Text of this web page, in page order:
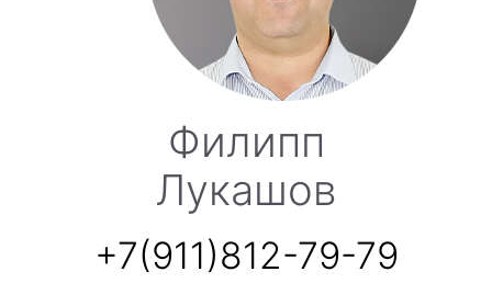
Филипп
Лукашов
+7(911)812-79-79